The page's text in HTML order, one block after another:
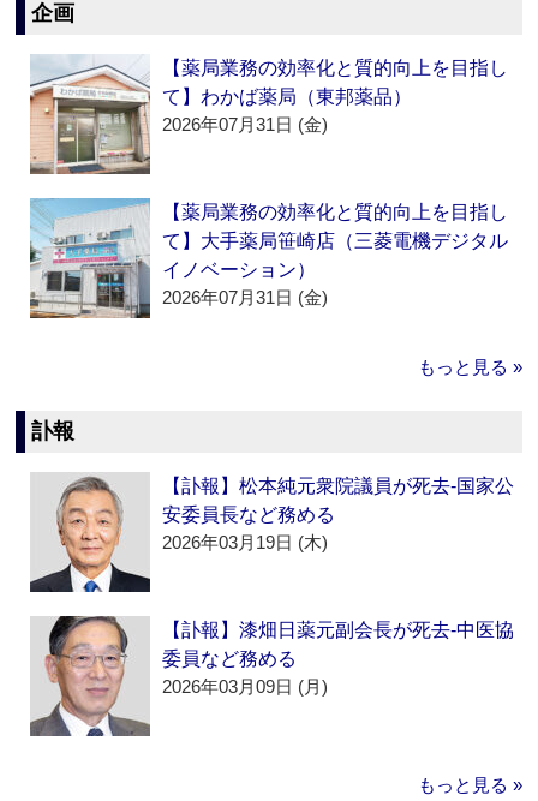
企画
【薬局業務の効率化と質的向上を目指し
て】わかば薬局（東邦薬品）
2026年07月31日 (金)
【薬局業務の効率化と質的向上を目指し
て】大手薬局笹崎店（三菱電機デジタル
イノベーション）
2026年07月31日 (金)
もっと見る »
訃報
【訃報】松本純元衆院議員が死去‐国家公
安委員長など務める
2026年03月19日 (木)
【訃報】漆畑日薬元副会長が死去‐中医協
委員など務める
2026年03月09日 (月)
もっと見る »